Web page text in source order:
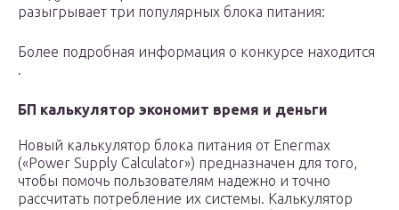
разыгрывает три популярных блока питания:
Более подробная информация о конкурсе находится
.
БП калькулятор экономит время и деньги
Новый калькулятор блока питания от Enermax
(«Power Supply Calculator») предназначен для того,
чтобы помочь пользователям надежно и точно
рассчитать потреблениe их системы. Калькулятор